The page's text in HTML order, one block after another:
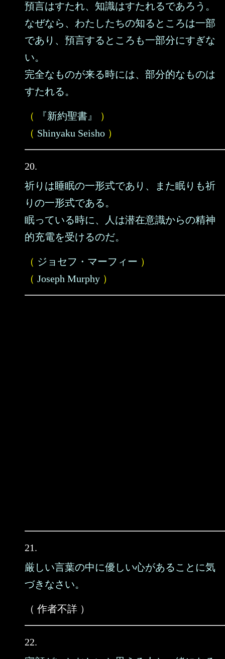
預言はすたれ、知識はすたれるであろう。
なぜなら、わたしたちの知るところは一部
であり、預言するところも一部分にすぎな
い。
完全なものが来る時には、部分的なものは
すたれる。
（ 『新約聖書』
）
（ Shinyaku Seisho ）
20.
祈りは睡眠の一形式であり、また眠りも祈
りの一形式である。
眠っている時に、人は潜在意識からの精神
的充電を受けるのだ。
（ ジョセフ・マーフィー ）
（ Joseph Murphy ）
21.
厳しい言葉の中に優しい心があることに気
づきなさい。
（ 作者不詳 ）
22.